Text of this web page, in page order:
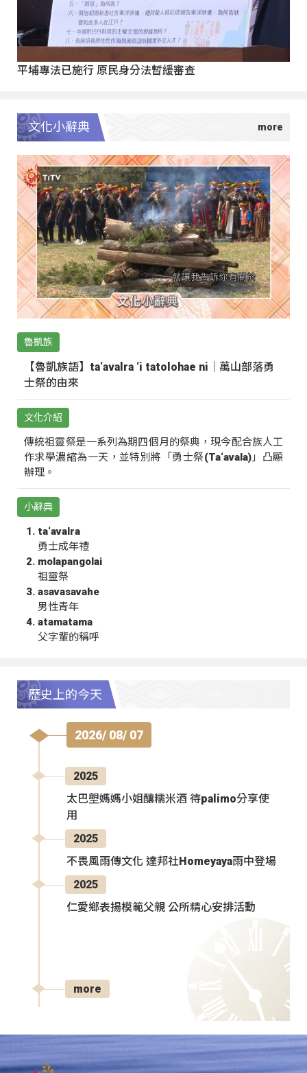
平埔專法已施行 原民身分法暫緩審查
文化小辭典
魯凱族
【魯凱族語】ta‘avalra ‘i tatolohae ni｜萬山部落勇
士祭的由來
文化介紹
傳統祖靈祭是一系列為期四個月的祭典，現今配合族人工
作求學濃縮為一天，並特別將「勇士祭(Ta‘avala)」凸顯
辦理。
小辭典
ta‘avalra
勇士成年禮
molapangolai
祖靈祭
asavasavahe
男性青年
atamatama
父字輩的稱呼
歷史上的今天
2026/ 08/ 07
2025
太巴塱媽媽小姐釀糯米酒 待palimo分享使
用
2025
不畏風雨傳文化 達邦社Homeyaya雨中登場
2025
仁愛鄉表揚模範父親 公所精心安排活動
more